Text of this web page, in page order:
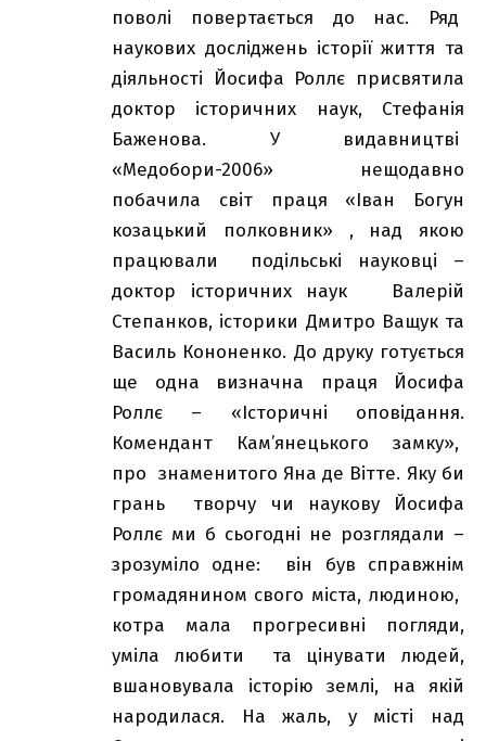
поволі повертається до нас. Ряд
наукових досліджень історії життя та
діяльності Йосифа Роллє присвятила
доктор історичних наук, Стефанія
Баженова. У видавництві
«Медобори-2006» нещодавно
побачила світ праця «Іван Богун
козацький полковник» , над якою
працювали подільські науковці –
доктор історичних наук Валерій
Степанков, історики Дмитро Ващук та
Василь Кононенко. До друку готується
ще одна визначна праця Йосифа
Роллє – «Історичні оповідання.
Комендант Кам’янецького замку»,
про знаменитого Яна де Вітте. Яку би
грань творчу чи наукову Йосифа
Роллє ми б сьогодні не розглядали –
зрозуміло одне: він був справжнім
громадянином свого міста, людиною,
котра мала прогресивні погляди,
уміла любити та цінувати людей,
вшановувала історію землі, на якій
народилася. На жаль, у місті над